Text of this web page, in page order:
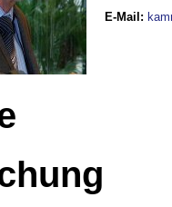
E-Mail :